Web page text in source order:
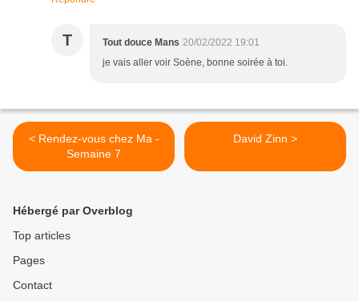
T Tout douce Mans 20/02/2022 19:01
je vais aller voir Soène, bonne soirée à toi.
< Rendez-vous chez Ma -
Semaine 7
David Zinn >
Hébergé par Overblog
Top articles
Pages
Contact